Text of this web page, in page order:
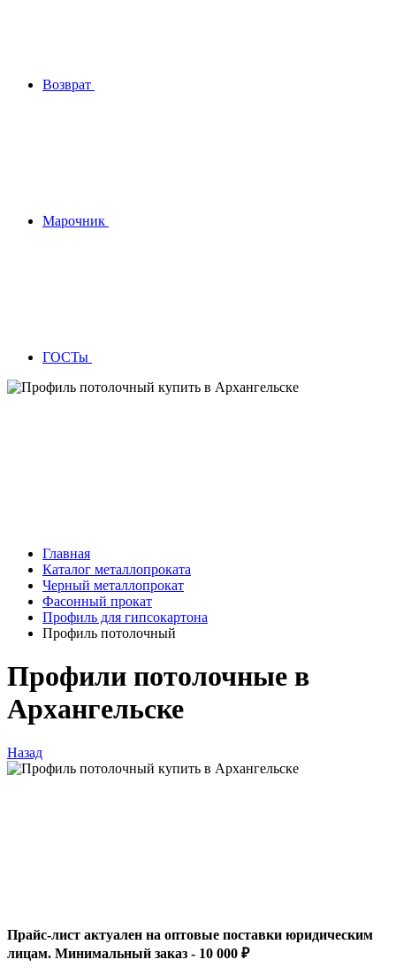
Возврат
Марочник
ГОСТы
Главная
Каталог металлопроката
Черный металлопрокат
Фасонный прокат
Профиль для гипсокартона
Профиль потолочный
Профили потолочные в
Архангельске
Назад
Прайс-лист актуален на оптовые поставки юридическим
лицам. Минимальный заказ - 10 000 ₽